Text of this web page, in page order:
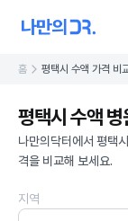
홈 평택시 수액 가격 비
평택시 수액
나만의닥터에서 평택
격을 비교해 보세요.
지역